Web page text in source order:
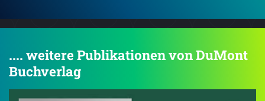
.... weitere Publikationen von DuMont
Buchverlag